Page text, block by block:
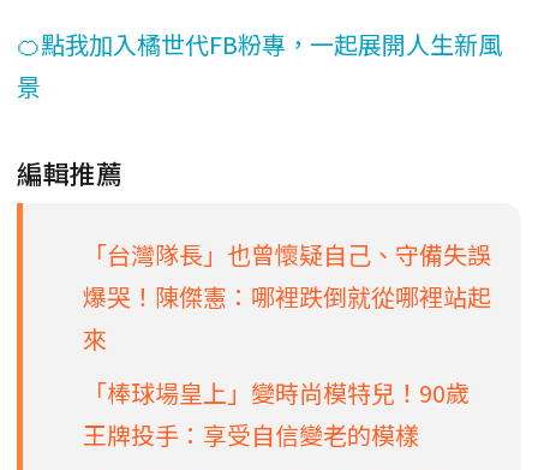
🍊點我加入橘世代FB粉專，一起展開人生新風
景
編輯推薦
「台灣隊長」也曾懷疑自己、守備失誤
爆哭！陳傑憲：哪裡跌倒就從哪裡站起
來
「棒球場皇上」變時尚模特兒！90歲
王牌投手：享受自信變老的模樣